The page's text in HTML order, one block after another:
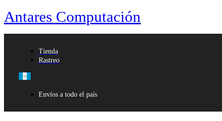
Antares Computación
Tienda
Rastreo
Envíos a todo el país